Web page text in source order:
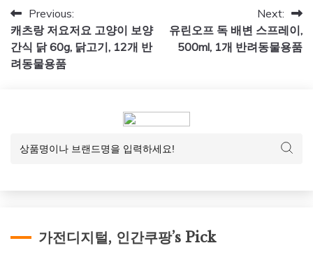
글
탐
색
Previous:
캐츠랑 저요저요 고양이 보양
간식 닭 60g, 닭고기, 12개 반
려동물용품
Next:
유린오프 독 배변 스프레이,
500ml, 1개 반려동물용품
가전디지털, 인간쿠팡’s Pick